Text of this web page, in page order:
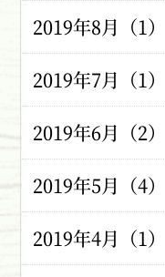
2019年8月（1）
2019年7月（1）
2019年6月（2）
2019年5月（4）
2019年4月（1）